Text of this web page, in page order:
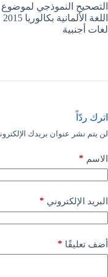
التصحيح النموذجي لموضوع
اللغة الألمانية بكالوريا 2015
لغات أجنبية
اترك ردّاً
لن يتم نشر عنوان بريدك
الاسم *
البريد الإلكتروني *
أضف تعليقًا *